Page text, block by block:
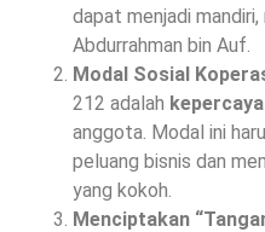
dapat menjadi
Abdurrahman bin Auf.
Modal Sosial
212 adalah
anggota. Modal ini
peluang bisnis dan
yang kokoh.
Menciptakan